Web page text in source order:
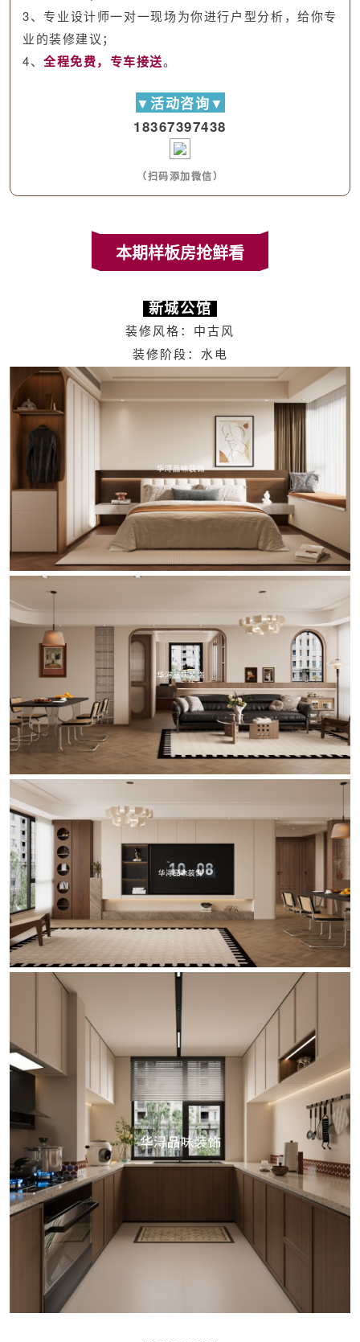
3、专业设计师一对一现场为你进行户型分析，给你专
业的装修建议；
4、 全程免费，专车接送。
▼活动咨询▼
18367397438
（扫码添加微信）
本期样板房抢鲜看
新城公馆
装修风格：中古风
装修阶段：水电